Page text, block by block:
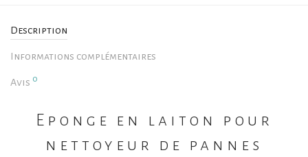
Description
Informations complémentaires
Avis 0
Eponge en laiton pour
nettoyeur de pannes